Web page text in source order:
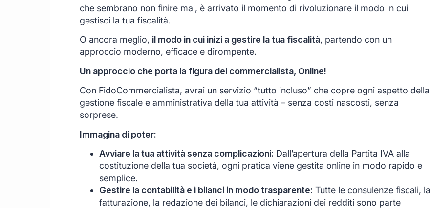
che sembrano non finire mai, è arrivato il momento di rivoluzionare il modo in cui
gestisci la tua fiscalità.
O ancora meglio, il modo in cui inizi a gestire la tua fiscalità, partendo con un
approccio moderno, efficace e dirompente.
Un approccio che porta la figura del commercialista, Online!
Con FidoCommercialista, avrai un servizio “tutto incluso” che copre ogni aspetto della
gestione fiscale e amministrativa della tua attività – senza costi nascosti, senza
sorprese.
Immagina di poter:
Avviare la tua attività senza complicazioni: Dall’apertura della Partita IVA alla
costituzione della tua società, ogni pratica viene gestita online in modo rapido e
semplice.
Gestire la contabilità e i bilanci in modo trasparente: Tutte le consulenze fiscali, la
fatturazione, la redazione dei bilanci, le dichiarazioni dei redditi sono parte